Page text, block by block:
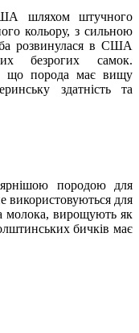
шляхом штучного
кольору, з сильною
розвинулася в США
безрогих самок.
що порода має вищу
здатність та
породою для
використовуються для
молока, вирощують як
бичків має